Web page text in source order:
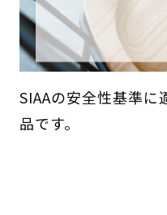
SIAAの安全性基準
品です。